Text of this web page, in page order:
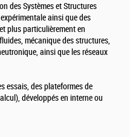
des Systèmes et Structures
ainsi que des
plus particulièrement en
mécanique des structures,
ainsi que les réseaux
essais, des plateformes de
développés en interne ou